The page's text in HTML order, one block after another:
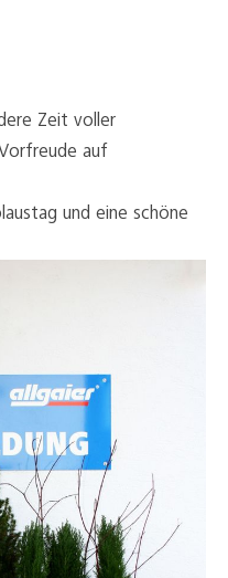
Zeit voller
auf
und eine schöne